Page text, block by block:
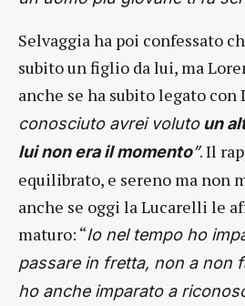
Selvaggia ha poi confessato
subito un figlio da lui, ma
anche se ha subito legato con
conosciuto avrei volutoun
lui non era il momento”. Il
equilibrato, e sereno ma non
anche se oggi la Lucarelli le
maturo: “Io nel tempo ho
passare in fretta, non a non
ho anche imparato a